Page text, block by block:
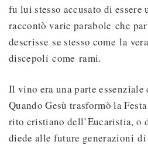
fu lui stesso accusato di essere
raccontò varie parabole che
descrisse se stesso come la
discepoli come rami.
Il vino era una parte
Quando Gesù trasformò la
rito cristiano dell’Eucaristia, o
diede alle future generazioni